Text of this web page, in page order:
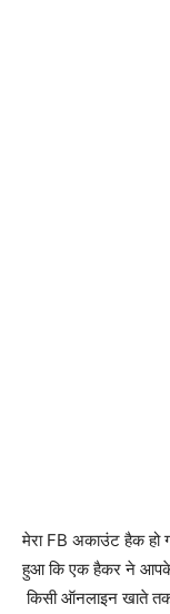
मेरा FB अकाउंट हैक
हुआ कि एक हैकर ने
किसी ऑनलाइन खाते